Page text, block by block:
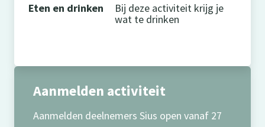
Eten en drinken
Bij deze activiteit krijg je
wat te drinken
Aanmelden activiteit
Aanmelden deelnemers Sius open vanaf 27